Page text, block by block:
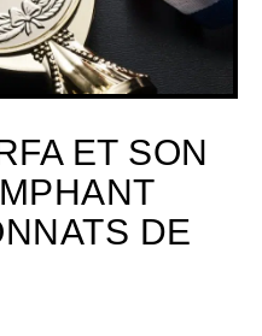
ET SON
DE